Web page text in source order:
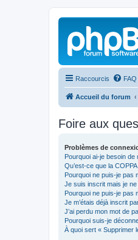
Raccourcis FAQ
Accueil du forum
Foire aux
Problèmes de
Pourquoi ai-je besoin de
Qu’est-ce que la
Pourquoi ne puis-je pas
Je suis inscrit mais je
Pourquoi ne puis-je pas
Je m’étais déjà inscrit
J’ai perdu mon mot de
Pourquoi suis-je
À quoi sert « Supprimer